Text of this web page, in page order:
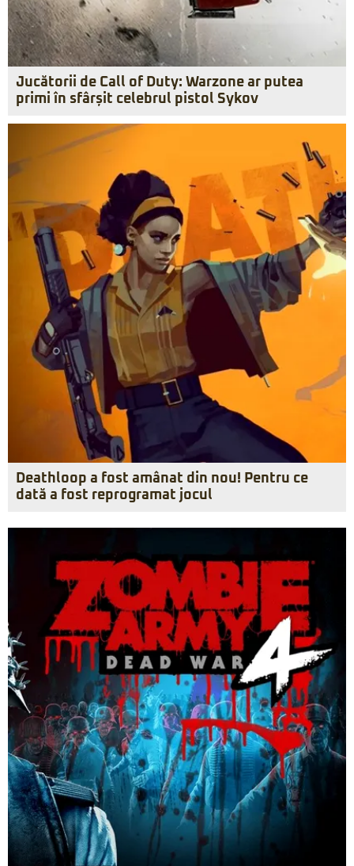
Jucătorii de Call of Duty: Warzone ar putea
primi în sfârșit celebrul pistol Sykov
Deathloop a fost amânat din nou! Pentru ce
dată a fost reprogramat jocul